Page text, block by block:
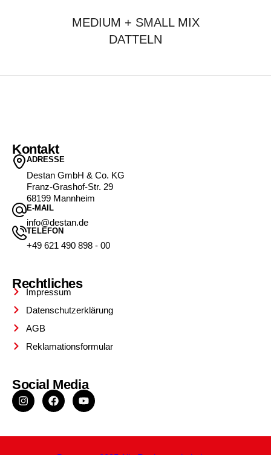
MEDIUM + SMALL MIX
DATTELN
Kontakt
ADRESSE
Destan GmbH & Co. KG
Franz-Grashof-Str. 29
68199 Mannheim
E-MAIL
info@destan.de
TELEFON
+49 621 490 898 - 00
Rechtliches
Impressum
Datenschutzerklärung
AGB
Reklamationsformular
Social Media